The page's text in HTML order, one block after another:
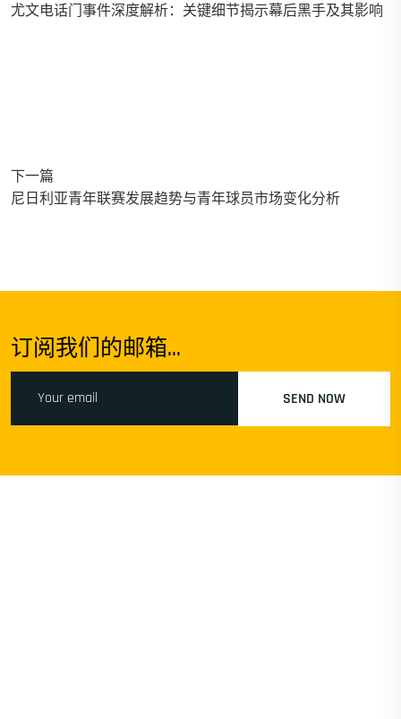
尤文电话门事件深度解析：关键细节揭示幕后黑手及其影响
下一篇
尼日利亚青年联赛发展趋势与青年球员市场变化分析
订阅我们的邮箱...
SEND NOW